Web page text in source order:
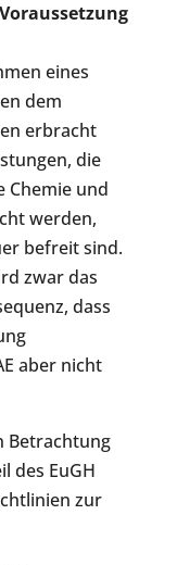
eines
dem
erbracht
die
Chemie und
werden,
befreit sind.
zwar das
dass
aber nicht
Betrachtung
des EuGH
zur